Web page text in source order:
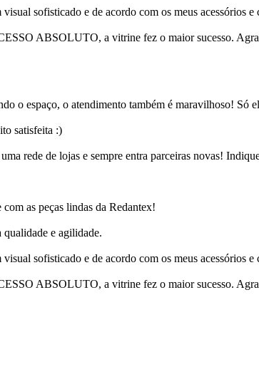
sofisticado e de acordo com os meus acessórios
ABSOLUTO, a vitrine fez o maior sucesso.
o espaço, o atendimento também é maravilhoso! Só
satisfeita :)
rede de lojas e sempre entra parceiras novas!
as peças lindas da Redantex!
qualidade e agilidade.
sofisticado e de acordo com os meus acessórios
ABSOLUTO, a vitrine fez o maior sucesso.